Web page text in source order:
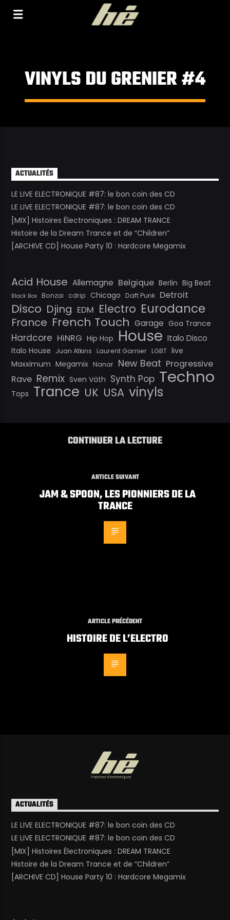
VINYLS DU GRENIER #4
ACTUALITÉS
LE LIVE ELECTRONIQUE #87: le bon coin des CD
LE LIVE ELECTRONIQUE #87: le bon coin des CD
[MIX] Histoires Électroniques : DREAM TRANCE
Histoire de la Dream Trance et de “Children”
[ARCHIVE CD] House Party 10 : Hardcore Megamix
Acid House Allemagne Belgique Berlin Big Beat
Black Box Bonzai cdrip Chicago Daft Punk Detroit
Disco Djing EDM Electro Eurodance
France French Touch Garage Goa Trance
Hardcore HiNRG Hip Hop House Italo Disco
Italo House Juan Atkins Laurent Garnier LGBT live
Maxximum Megamix Nanar New Beat Progressive
Rave Remix Sven Väth Synth Pop Techno
Tops Trance UK USA vinyls
CONTINUER LA LECTURE
ARTICLE SUIVANT
JAM & SPOON, LES PIONNIERS DE LA
TRANCE
ARTICLE PRÉCÉDENT
HISTOIRE DE L’ELECTRO
ACTUALITÉS
LE LIVE ELECTRONIQUE #87: le bon coin des CD
LE LIVE ELECTRONIQUE #87: le bon coin des CD
[MIX] Histoires Électroniques : DREAM TRANCE
Histoire de la Dream Trance et de “Children”
[ARCHIVE CD] House Party 10 : Hardcore Megamix